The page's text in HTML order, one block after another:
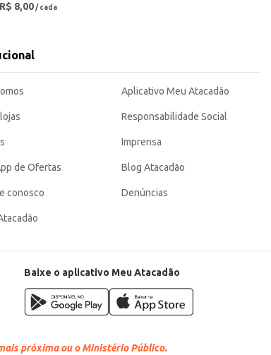
R$ 8,00/ cada
de Ofertas
conosco
Aplicativo Meu Atacadão
Responsabilidade Social
Imprensa
Blog Atacadão
Denúncias
Baixe o aplicativo Meu Atacadão
próxima ou o Ministério Público.